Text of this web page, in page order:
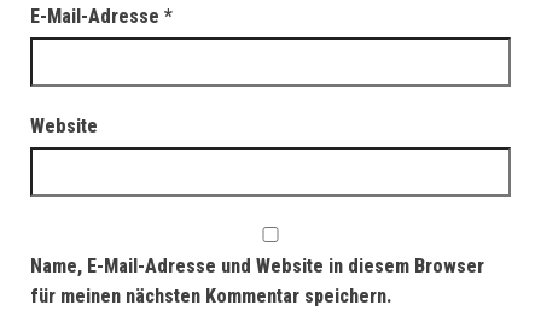
E-Mail-Adresse *
Website
Name, E-Mail-Adresse und Website in diesem Browser
für meinen nächsten Kommentar speichern.